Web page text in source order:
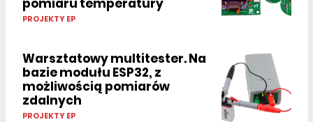
PROJEKTY EP
Warsztatowy multitester. Na
bazie modułu ESP32, z
możliwością pomiarów
zdalnych
PROJEKTY EP